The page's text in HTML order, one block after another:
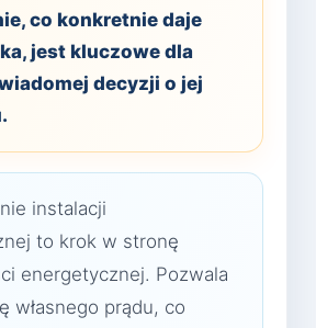
co konkretnie daje
jest kluczowe dla
decyzji o jej
instalacji
to krok w stronę
energetycznej. Pozwala
własnego prądu, co